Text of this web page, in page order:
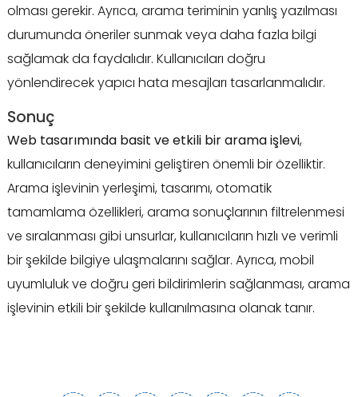
olması gerekir. Ayrıca, arama teriminin yanlış yazılması
durumunda öneriler sunmak veya daha fazla bilgi
sağlamak da faydalıdır. Kullanıcıları doğru
yönlendirecek yapıcı hata mesajları tasarlanmalıdır.
Sonuç
Web tasarımında basit ve etkili bir arama işlevi,
kullanıcıların deneyimini geliştiren önemli bir özelliktir.
Arama işlevinin yerleşimi, tasarımı, otomatik
tamamlama özellikleri, arama sonuçlarının filtrelenmesi
ve sıralanması gibi unsurlar, kullanıcıların hızlı ve verimli
bir şekilde bilgiye ulaşmalarını sağlar. Ayrıca, mobil
uyumluluk ve doğru geri bildirimlerin sağlanması, arama
işlevinin etkili bir şekilde kullanılmasına olanak tanır.